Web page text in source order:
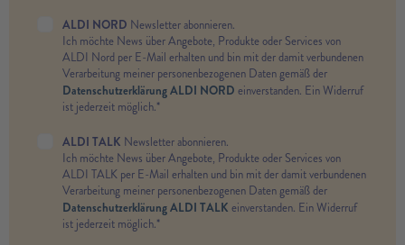
ALDI NORD Newsletter abonnieren.
Ich möchte News über Angebote, Produkte oder Services von
ALDI Nord per E-Mail erhalten und bin mit der damit verbundenen
Verarbeitung meiner personenbezogenen Daten gemäß der
Datenschutzerklärung ALDI NORD einverstanden. Ein Widerruf
ist jederzeit möglich.*
ALDI TALK Newsletter abonnieren.
Ich möchte News über Angebote, Produkte oder Services von
ALDI TALK per E-Mail erhalten und bin mit der damit verbundenen
Verarbeitung meiner personenbezogenen Daten gemäß der
Datenschutzerklärung ALDI TALK einverstanden. Ein Widerruf
ist jederzeit möglich.*